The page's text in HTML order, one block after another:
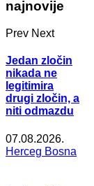
najnovije
Prev Next
Jedan zločin
nikada ne
legitimira
drugi zločin, a
niti odmazdu
07.08.2026.
Herceg Bosna